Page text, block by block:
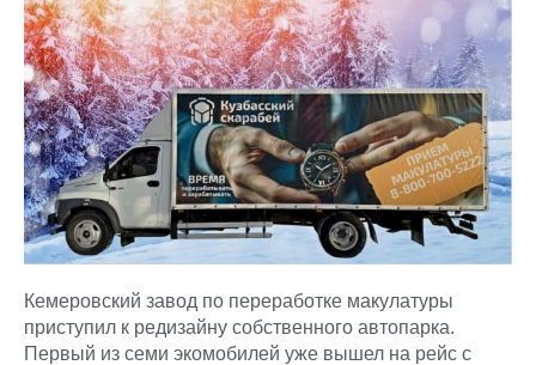
Кемеровский завод по переработке макулатуры
приступил к редизайну собственного автопарка.
Первый из семи экомобилей уже вышел на рейс с